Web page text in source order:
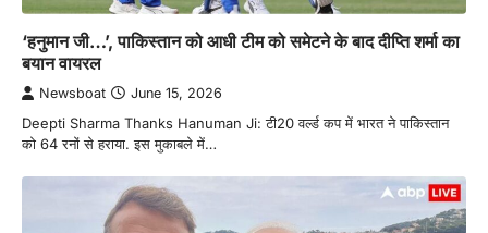
‘हनुमान जी…’, पाकिस्तान को आधी टीम को समेटने के बाद दीप्ति शर्मा का
बयान वायरल
Newsboat June 15, 2026
Deepti Sharma Thanks Hanuman Ji: टी20 वर्ल्ड कप में भारत ने पाकिस्तान
को 64 रनों से हराया. इस मुकाबले में…